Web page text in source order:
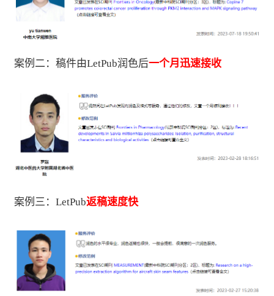
案例二：稿件由LetPub润色后一个月迅速接收
案例三：LetPub返稿速度快